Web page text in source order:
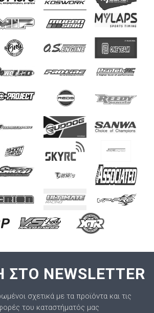
NEWSLETTER
σχετικά με τα προϊόντα και τις
του καταστήματός μας